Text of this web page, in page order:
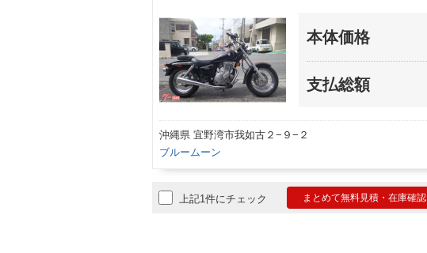
本体価格
支払総額
沖縄県 宜野湾市我如古２−９−２
ブルームーン
上記1件にチェック まとめて無料見積・在庫確認